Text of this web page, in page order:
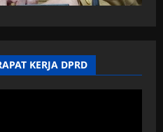
KERJA DPRD